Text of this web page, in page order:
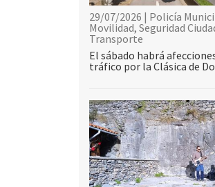
29/07/2026 | Policía
Movilidad, Seguridad
Transporte
El sábado habrá
tráfico por la Clásica de